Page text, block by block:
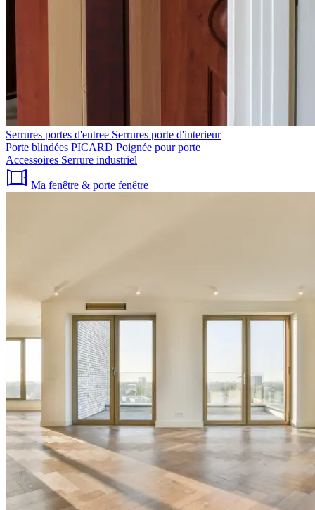
Serrures portes d'entree Serrures porte d'interieur
Porte blindées PICARD Poignée pour porte
Accessoires Serrure industriel
Ma fenêtre & porte fenêtre